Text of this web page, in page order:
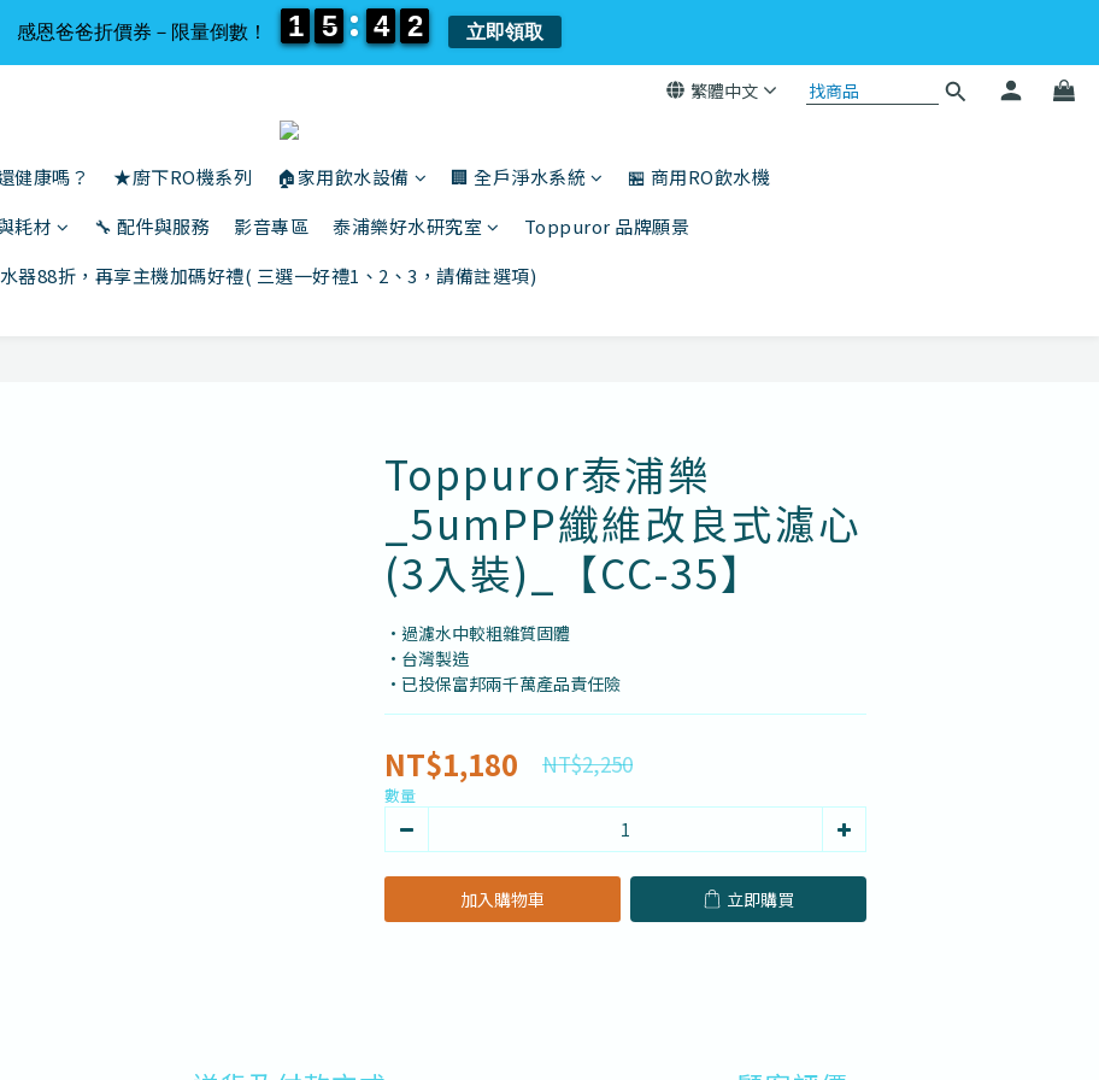
繁體中文
健康嗎？ ★廚下RO機系列 🏠家用飲水設備 🏢 全戶淨水系統
🏪 商用RO飲水機
耗材 🔧 配件與服務 影音專區 泰浦樂好水研究室
Toppuror 品牌願景
器88折，再享主機加碼好禮( 三選一好禮1、2、3，請備註選項)
Toppuror泰浦樂
_5umPP纖維改良式濾心
(3入裝)_【CC-35】
•過濾水中較粗雜質固體
•台灣製造
•已投保富邦兩千萬產品責任險
NT$1,180 NT$2,250
數量
加入購物車 立即購買
感恩爸爸折價券－限量倒數！ 1
1
1
1 5
5
5
5 4
4
4
4 2
2
2
2 立即領取